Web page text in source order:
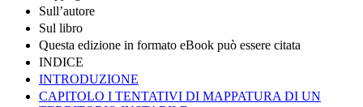
Sull’autore
Sul libro
Questa edizione in formato eBook può essere citata
INDICE
INTRODUZIONE
CAPITOLO I TENTATIVI DI MAPPATURA DI UN